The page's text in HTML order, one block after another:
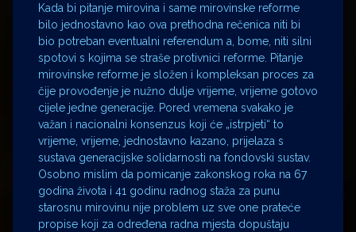
Kada bi pitanje mirovina i same mirovinske reforme
bilo jednostavno kao ova prethodna rečenica niti bi
bio potreban eventualni referendum a, bome, niti silni
spotovi s kojima se straše protivnici reforme. Pitanje
mirovinske reforme je složen i kompleksan proces za
čije provođenje je nužno dulje vrijeme, vrijeme gotovo
cijele jedne generacije. Pored vremena svakako je
važan i nacionalni konsenzus koji će „istrpjeti“ to
vrijeme, vrijeme, jednostavno kazano, prijelaza s
sustava generacijske solidarnosti na fondovski sustav.
Osobno mislim da pomicanje zakonskog roka na 67
godina života i 41 godinu radnog staža za punu
starosnu mirovinu nije problem uz sve one prateće
propise koji za određena radna mjesta dopuštaju